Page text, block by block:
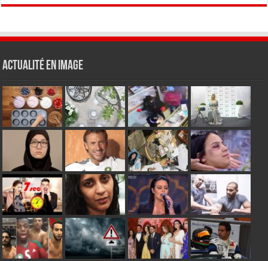
Actualité en Image